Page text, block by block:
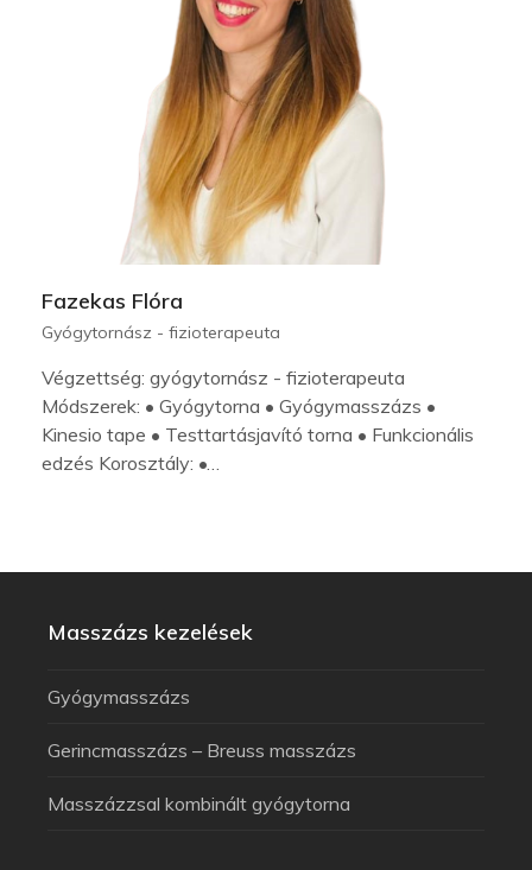
Fazekas Flóra
Gyógytornász - fizioterapeuta
Végzettség: gyógytornász - fizioterapeuta
Módszerek: • Gyógytorna • Gyógymasszázs •
Kinesio tape • Testtartásjavító torna • Funkcionális
edzés Korosztály: •…
Masszázs kezelések
Gyógymasszázs
Gerincmasszázs – Breuss masszázs
Masszázzsal kombinált gyógytorna